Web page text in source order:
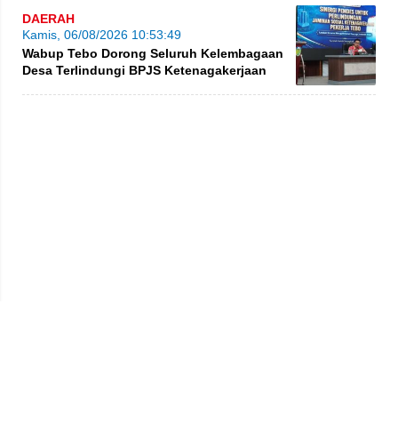
DAERAH
Kamis, 06/08/2026 10:53:49
Wabup Tebo Dorong Seluruh Kelembagaan
Desa Terlindungi BPJS Ketenagakerjaan